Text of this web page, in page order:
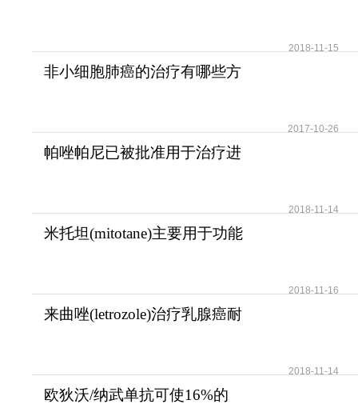
2018-11-15
非小细胞肺癌的治疗有哪些方
2017-10-26
帕唑帕尼已被批准用于治疗进
2018-11-14
米托坦(mitotane)主要用于功能
2018-11-16
来曲唑(letrozole)治疗乳腺癌耐
2018-11-14
欧狄沃/纳武单抗可使16%的